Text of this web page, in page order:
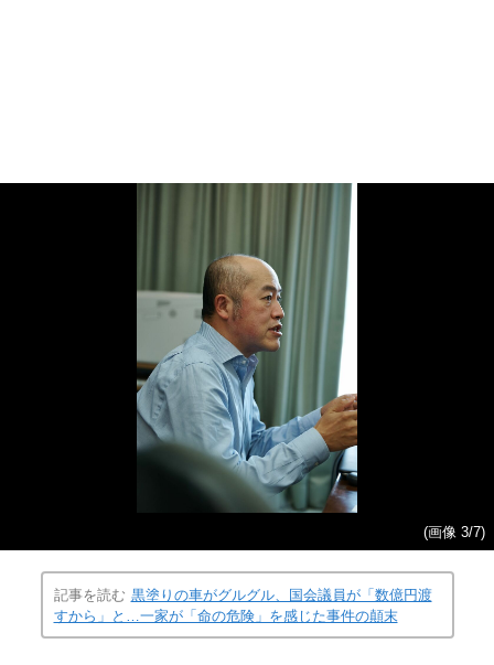
(画像 3/7)
記事を読む 黒塗りの車がグルグル、国会議員が「数億円渡
すから」と…一家が「命の危険」を感じた事件の顛末